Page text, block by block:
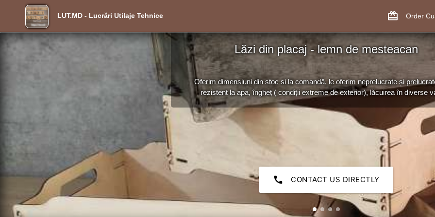
LUT.MD - Lucrări Utilaje Tehnice card_giftcard Order
call CONTACT US DIRECTLY
Lăzi din placaj - lemn de mesteacan
Oferim dimensiuni din stoc si la comandă, le oferim neprelucrate și
rezistent la apa, îngheț ( condiții extreme de exterior), lăcuirea în diverse